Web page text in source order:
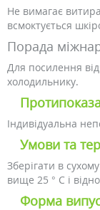
Не вимагає
всмоктується
Порада
Для посилення
холодильнику.
Індивідуальна
Умови та
Зберігати в
вище 25 ° C і
Форма